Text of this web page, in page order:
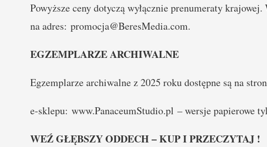
Powyższe ceny dotyczą wyłącznie prenumeraty
na adres: promocja@BeresMedia.com.
EGZEMPLARZE ARCHIWALNE
Egzemplarze archiwalne z 2025 roku dostępne są na
e-sklepu: www.PanaceumStudio.pl – wersje papierowe
WEŹ GŁĘBSZY ODDECH – KUP I PRZECZYTAJ !